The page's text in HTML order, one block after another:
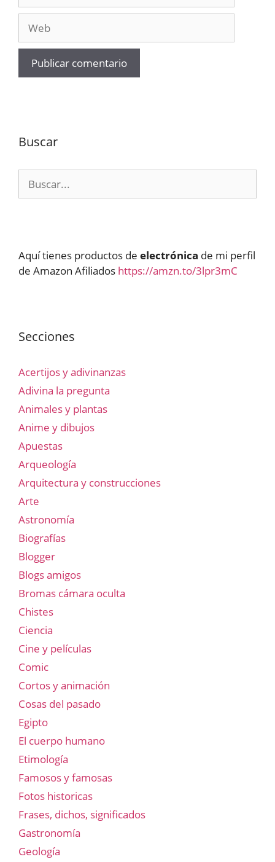
Buscar
Aquí tienes productos de electrónica de mi perfil
de Amazon Afiliados https://amzn.to/3lpr3mC
Secciones
Acertijos y adivinanzas
Adivina la pregunta
Animales y plantas
Anime y dibujos
Apuestas
Arqueología
Arquitectura y construcciones
Arte
Astronomía
Biografías
Blogger
Blogs amigos
Bromas cámara oculta
Chistes
Ciencia
Cine y películas
Comic
Cortos y animación
Cosas del pasado
Egipto
El cuerpo humano
Etimología
Famosos y famosas
Fotos historicas
Frases, dichos, significados
Gastronomía
Geología